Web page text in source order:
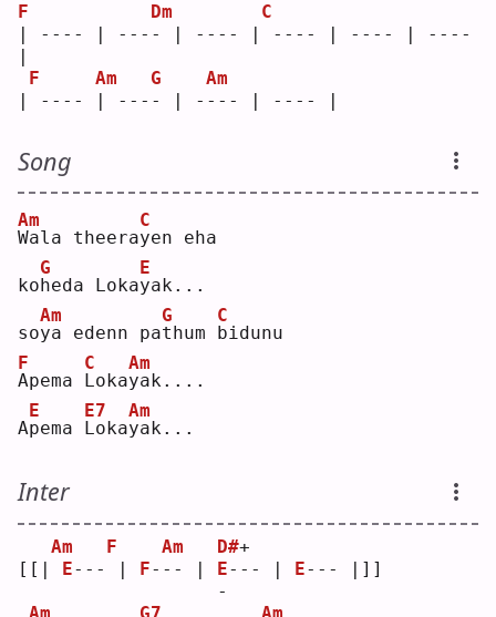
F
Dm
C
| ---- | ---- | ---- | ---- | ---- | ----
F
Am G
Am
| ---- | ---- | ---- | ---- |
Song
W
Am
ala theeray
C
en eha
koh
G
eda Lokay
E
ak...
soy
Am
a edenn pat
G
hum b
C
idunu
A
F
pema L
C
okay
Am
ak....
Ap
E
ema L
E7
okay
Am
ak...
Inter
Am F Am D#+
[[| E--- | F--- | E--- | E--- |]]
                  -
Am
G7 Am